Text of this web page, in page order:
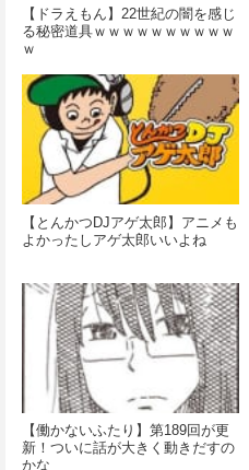
【ドラえもん】22世紀の闇を感じ
る秘密道具ｗｗｗｗｗｗｗｗｗｗ
ｗ
【とんかつDJアゲ太郎】アニメも
よかったしアゲ太郎いいよね
【働かないふたり】第189回が更
新！ついに話が大きく動きだすの
かな